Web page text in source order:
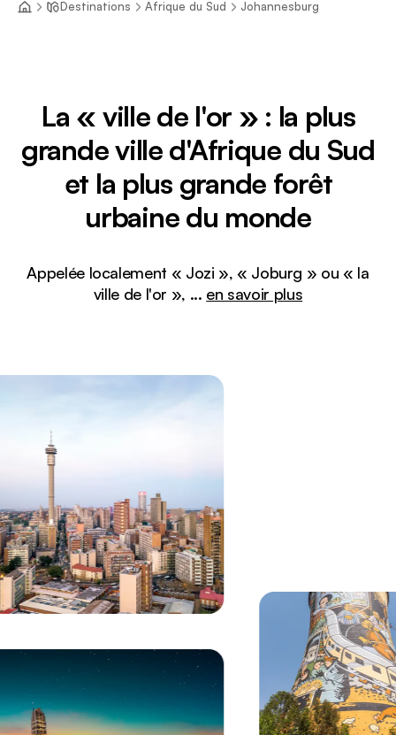
Destinations Afrique du Sud Johannesburg
La « ville de l'or » : la plus
grande ville d'Afrique du Sud
et la plus grande forêt
urbaine du monde
Appelée localement « Jozi », « Joburg » ou « la
ville de l'or », ... en savoir plus